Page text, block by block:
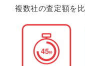
複数社の査定額を